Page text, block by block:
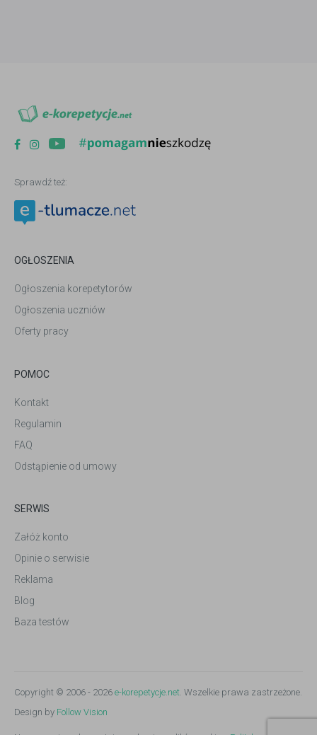
Sprawdź też:
OGŁOSZENIA
Ogłoszenia korepetytorów
Ogłoszenia uczniów
Oferty pracy
POMOC
Kontakt
Regulamin
FAQ
Odstąpienie od umowy
SERWIS
Załóż konto
Opinie o serwisie
Reklama
Blog
Baza testów
Copyright © 2006 - 2026 e-korepetycje.net. Wszelkie prawa zastrzeżone.
Design by Follow Vision